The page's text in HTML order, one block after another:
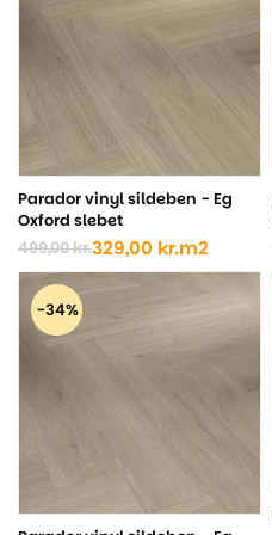
499,00 kr..
329,00 kr..
Parador vinyl sildeben - Eg
Oxford slebet
499,00kr.
Den
oprindelige
pris
var:
499,00 kr..
329,00 kr.
Den
aktuelle
pris
er:
329,00 kr..
m2
-34%